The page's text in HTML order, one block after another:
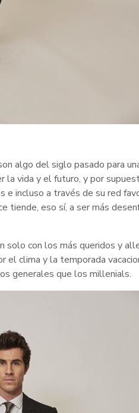
algo del siglo pasado para
la vida y el futuro, y por
e incluso a través de su red
tiende, eso sí, a ser más
solo con los más queridos y
el clima y la temporada
generales que los millenials.